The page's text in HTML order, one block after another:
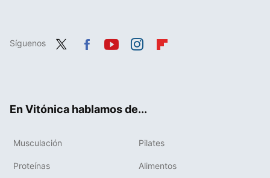
Síguenos
En Vitónica hablamos de...
Musculación Pilates
Proteínas Alimentos